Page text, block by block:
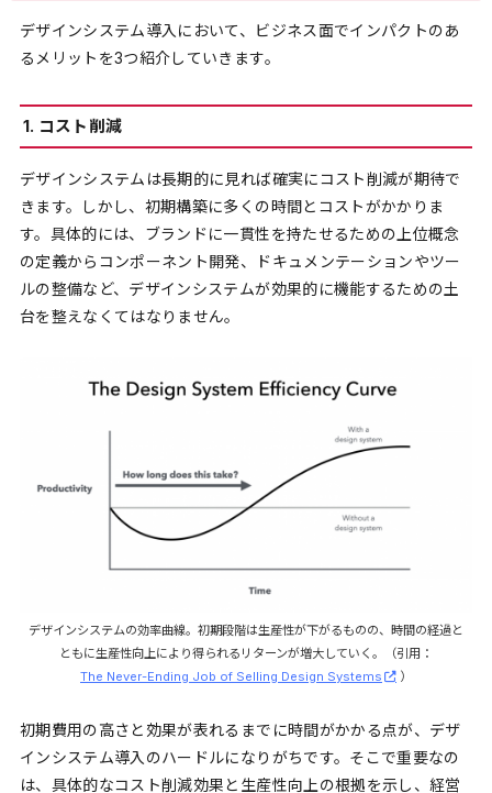
デザインシステム導入において、ビジネス面でインパクトのあ
るメリットを3つ紹介していきます。
1. コスト削減
デザインシステムは長期的に見れば確実にコスト削減が期待で
きます。しかし、初期構築に多くの時間とコストがかかりま
す。具体的には、ブランドに一貫性を持たせるための上位概念
の定義からコンポーネント開発、ドキュメンテーションやツー
ルの整備など、デザインシステムが効果的に機能するための土
台を整えなくてはなりません。
デザインシステムの効率曲線。初期段階は生産性が下がるものの、時間の経過と
ともに生産性向上により得られるリターンが増大していく。（引用：
The Never-Ending Job of Selling Design Systems
）
初期費用の高さと効果が表れるまでに時間がかかる点が、デザ
インシステム導入のハードルになりがちです。そこで重要なの
は、具体的なコスト削減効果と生産性向上の根拠を示し、経営